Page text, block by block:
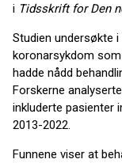
i Tidsskrift for Den
Studien undersøkte
koronarsykdom
hadde nådd
Forskerne
inkluderte pasienter
2013-2022.
Funnene viser at